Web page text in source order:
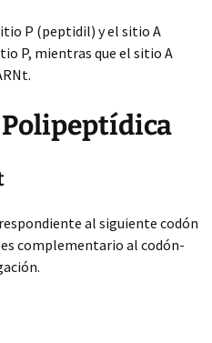
P (peptidil) y el sitio A
P, mientras que el sitio A
Polipeptídica
al siguiente codón
complementario al codón-